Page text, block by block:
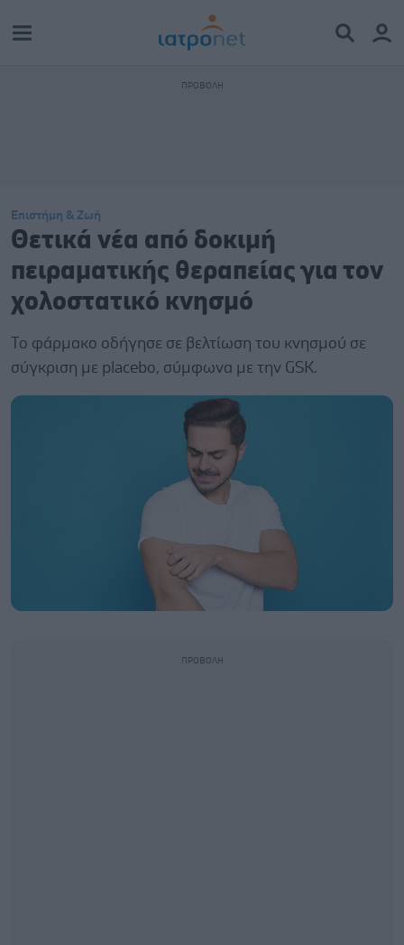
Επιστήμη & Ζωή
Θετικά νέα από δοκιμή
πειραματικής θεραπείας για τον
χολοστατικό κνησμό
Το φάρμακο οδήγησε σε βελτίωση του κνησμού σε
σύγκριση με placebo, σύμφωνα με την GSK.